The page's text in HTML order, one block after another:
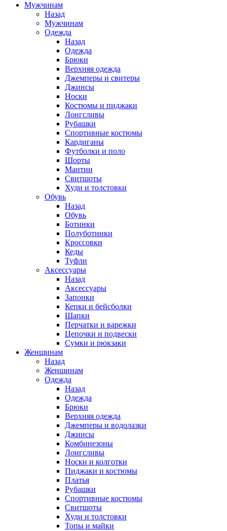
Мужчинам
Назад
Мужчинам
Одежда
Назад
Одежда
Брюки
Верхняя одежда
Джемперы и свитеры
Джинсы
Носки
Костюмы и пиджаки
Лонгсливы
Рубашки
Спортивные костюмы
Кардиганы
Футболки и поло
Шорты
Мантии
Свитшоты
Худи и толстовки
Обувь
Назад
Обувь
Ботинки
Полуботинки
Кроссовки
Кеды
Туфли
Аксессуары
Назад
Аксессуары
Запонки
Кепки и бейсболки
Шапки
Перчатки и варежки
Цепочки и подвески
Сумки и рюкзаки
Женщинам
Назад
Женщинам
Одежда
Назад
Одежда
Брюки
Верхняя одежда
Джемперы и водолазки
Джинсы
Комбинезоны
Лонгсливы
Носки и колготки
Пиджаки и костюмы
Платья
Рубашки
Спортивные костюмы
Свитшоты
Худи и толстовки
Топы и майки